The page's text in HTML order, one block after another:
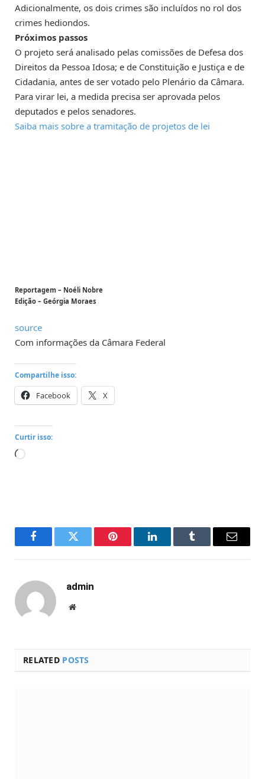
Adicionalmente, os dois crimes são incluídos no rol dos
crimes hediondos.
Próximos passos
O projeto será analisado pelas comissões de Defesa dos
Direitos da Pessoa Idosa; e de Constituição e Justiça e de
Cidadania, antes de ser votado pelo Plenário da Câmara.
Para virar lei, a medida precisa ser aprovada pelos
deputados e pelos senadores.
Saiba mais sobre a tramitação de projetos de lei
Reportagem – Noéli Nobre
Edição – Geórgia Moraes
source
Com informações da Câmara Federal
Compartilhe isso:
Facebook X
Curtir isso:
Carregando...
FacebookTwitter Pinterest LinkedInTumblr Email
admin
Website
RELATED POSTS